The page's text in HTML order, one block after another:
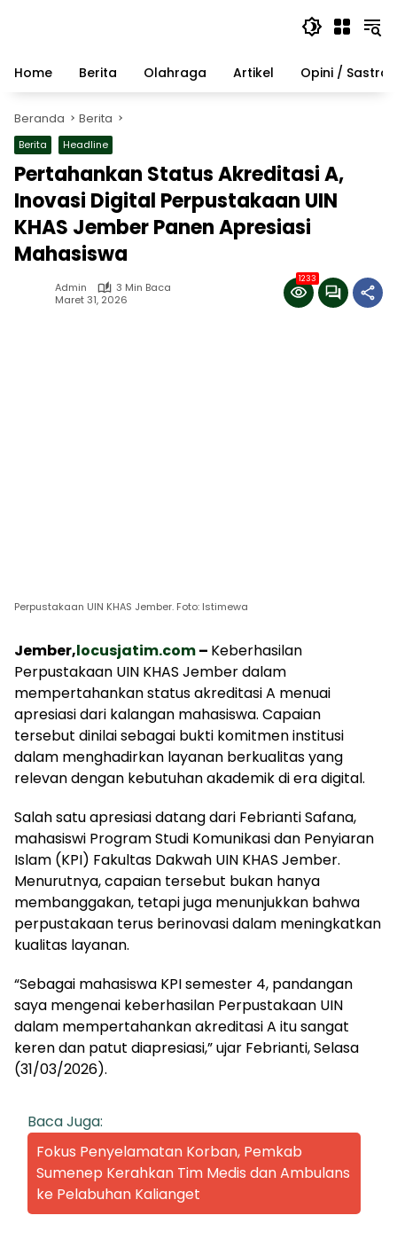
Home
Berita Olahraga Artikel Opini / Sastra
Beranda Berita
Berita Headline
Pertahankan Status Akreditasi A,
Inovasi Digital Perpustakaan UIN
KHAS Jember Panen Apresiasi
Mahasiswa
Admin
3 Min Baca
Maret 31, 2026
1233
Perpustakaan UIN KHAS Jember. Foto: Istimewa
Jember,locusjatim.com– Keberhasilan
Perpustakaan UIN KHAS Jember dalam
mempertahankan status akreditasi A menuai
apresiasi dari kalangan mahasiswa. Capaian
tersebut dinilai sebagai bukti komitmen institusi
dalam menghadirkan layanan berkualitas yang
relevan dengan kebutuhan akademik di era digital.
Salah satu apresiasi datang dari Febrianti Safana,
mahasiswi Program Studi Komunikasi dan Penyiaran
Islam (KPI) Fakultas Dakwah UIN KHAS Jember.
Menurutnya, capaian tersebut bukan hanya
membanggakan, tetapi juga menunjukkan bahwa
perpustakaan terus berinovasi dalam meningkatkan
kualitas layanan.
“Sebagai mahasiswa KPI semester 4, pandangan
saya mengenai keberhasilan Perpustakaan UIN
dalam mempertahankan akreditasi A itu sangat
keren dan patut diapresiasi,” ujar Febrianti, Selasa
(31/03/2026).
Baca Juga:
Fokus Penyelamatan Korban, Pemkab
Sumenep Kerahkan Tim Medis dan Ambulans
ke Pelabuhan Kalianget